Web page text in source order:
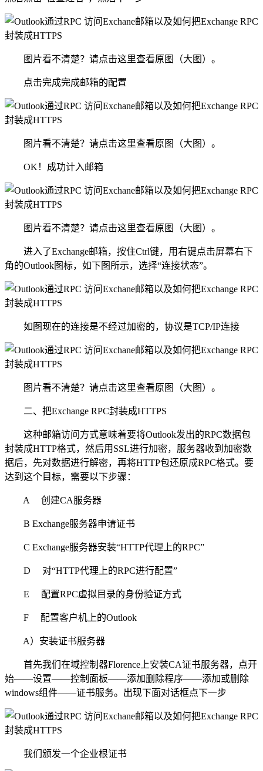
图片看不清楚？请点击这里查看原图（大图）。
点击完成完成邮箱的配置
图片看不清楚？请点击这里查看原图（大图）。
OK！成功计入邮箱
图片看不清楚？请点击这里查看原图（大图）。
进入了Exchange邮箱，按住Ctrl键，用右键点击屏幕右下
角的Outlook图标，如下图所示，选择“连接状态”。
如图现在的连接是不经过加密的，协议是TCP/IP连接
图片看不清楚？请点击这里查看原图（大图）。
二、把Exchange RPC封装成HTTPS
这种邮箱访问方式意味着要将Outlook发出的RPC数据包
封装成HTTP格式，然后用SSL进行加密，服务器收到加密数
据后，先对数据进行解密，再将HTTP包还原成RPC格式。要
达到这个目标，需要以下步骤：
A 创建CA服务器
B Exchange服务器申请证书
C Exchange服务器安装“HTTP代理上的RPC”
D 对“HTTP代理上的RPC进行配置”
E 配置RPC虚拟目录的身份验证方式
F 配置客户机上的Outlook
A）安装证书服务器
首先我们在域控制器Florence上安装CA证书服务器，点开
始——设置——控制面板——添加删除程序——添加或删除
windows组件——证书服务。出现下面对话框点下一步
我们颁发一个企业根证书